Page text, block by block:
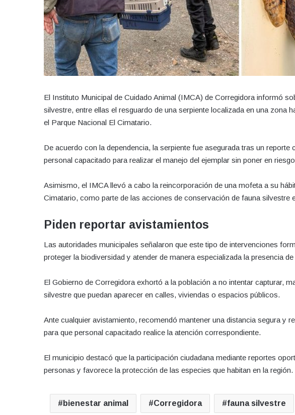
El Instituto Municipal de Cuidado Animal (IMCA) de Corregidora informó
silvestre, entre ellas el resguardo de una serpiente localizada en una zona
el Parque Nacional El Cimatario.
De acuerdo con la dependencia, la serpiente fue asegurada tras un reporte
personal capacitado para realizar el manejo del ejemplar sin poner en
Asimismo, el IMCA llevó a cabo la reincorporación de una mofeta a su
Cimatario, como parte de las acciones de conservación de fauna silvestre
Piden reportar avistamientos
Las autoridades municipales señalaron que este tipo de intervenciones
proteger la biodiversidad y atender de manera especializada la presencia
El Gobierno de Corregidora exhortó a la población a no intentar capturar,
silvestre que puedan aparecer en calles, viviendas o espacios públicos.
Ante cualquier avistamiento, recomendó mantener una distancia segura y
para que personal capacitado realice la atención correspondiente.
El municipio destacó que la participación ciudadana mediante reportes
personas y favorece la protección de las especies que habitan en la región.
bienestar animal Corregidora fauna silvestre